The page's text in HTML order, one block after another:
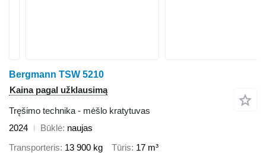
Bergmann TSW 5210
Kaina pagal užklausimą
Tręšimo technika - mėšlo kratytuvas
2024
Būklė naujas
Transporteris 13 900 kg Tūris 17 m³